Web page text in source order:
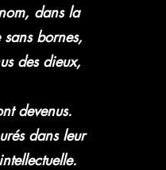
dans la
bornes,
des dieux,
devenus.
dans leur